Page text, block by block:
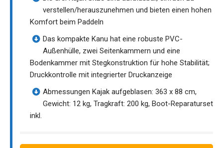
verstellen/herauszunehmen und bieten einen hohen
Komfort beim Paddeln
Das kompakte Kanu hat eine robuste PVC-
Außenhülle, zwei Seitenkammern und eine
Bodenkammer mit Stegkonstruktion für hohe Stabilität;
Druckkontrolle mit integrierter Druckanzeige
Abmessungen Kajak aufgeblasen: 363 x 88 cm,
Gewicht: 12 kg, Tragkraft: 200 kg, Boot-Reparaturset
inkl.